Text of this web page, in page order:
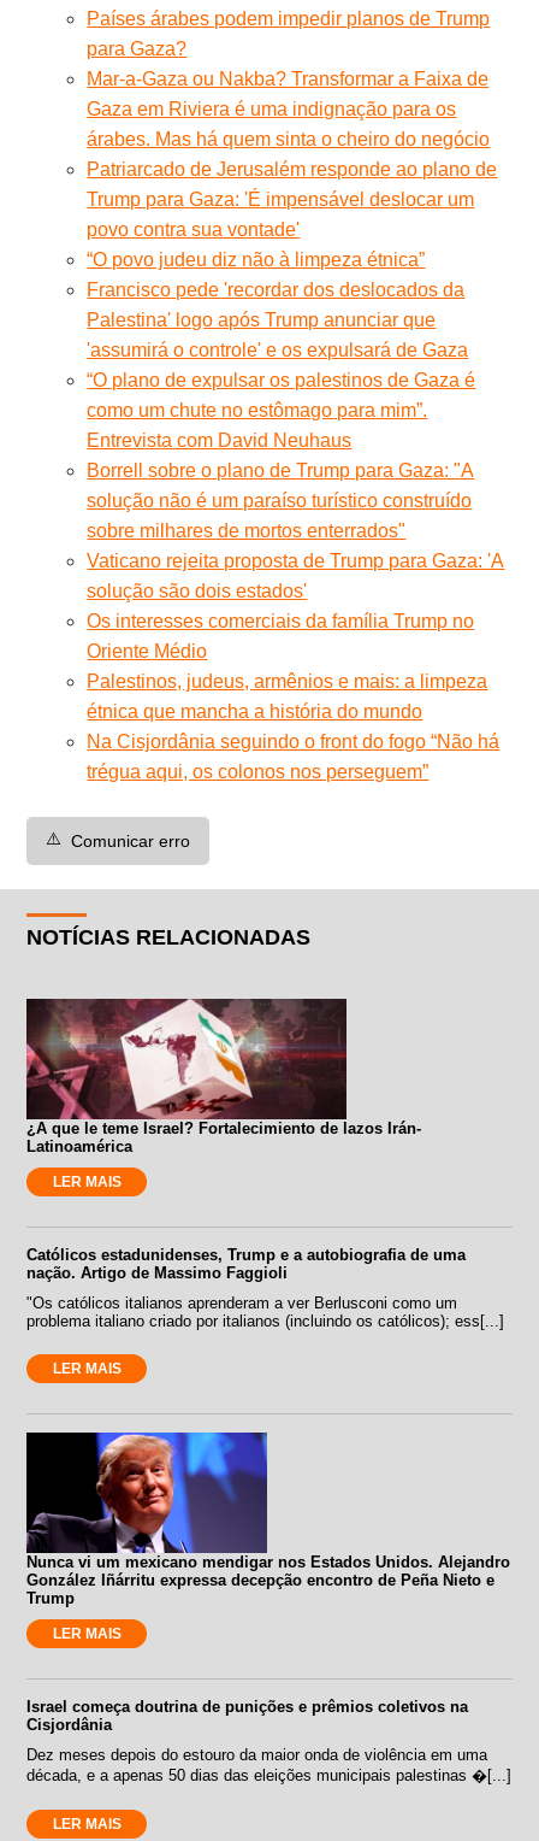
Países árabes podem impedir planos de Trump
para Gaza?
Mar-a-Gaza ou Nakba? Transformar a Faixa de
Gaza em Riviera é uma indignação para os
árabes. Mas há quem sinta o cheiro do negócio
Patriarcado de Jerusalém responde ao plano de
Trump para Gaza: 'É impensável deslocar um
povo contra sua vontade'
“O povo judeu diz não à limpeza étnica”
Francisco pede 'recordar dos deslocados da
Palestina' logo após Trump anunciar que
'assumirá o controle' e os expulsará de Gaza
“O plano de expulsar os palestinos de Gaza é
como um chute no estômago para mim”.
Entrevista com David Neuhaus
Borrell sobre o plano de Trump para Gaza: "A
solução não é um paraíso turístico construído
sobre milhares de mortos enterrados"
Vaticano rejeita proposta de Trump para Gaza: 'A
solução são dois estados'
Os interesses comerciais da família Trump no
Oriente Médio
Palestinos, judeus, armênios e mais: a limpeza
étnica que mancha a história do mundo
Na Cisjordânia seguindo o front do fogo “Não há
trégua aqui, os colonos nos perseguem”
⚠️ Comunicar erro
NOTÍCIAS RELACIONADAS
¿A que le teme Israel? Fortalecimiento de lazos Irán-
Latinoamérica
LER MAIS
Católicos estadunidenses, Trump e a autobiografia de uma
nação. Artigo de Massimo Faggioli
"Os católicos italianos aprenderam a ver Berlusconi como um
problema italiano criado por italianos (incluindo os católicos); ess[...]
LER MAIS
Nunca vi um mexicano mendigar nos Estados Unidos. Alejandro
González Iñárritu expressa decepção encontro de Peña Nieto e
Trump
LER MAIS
Israel começa doutrina de punições e prêmios coletivos na
Cisjordânia
Dez meses depois do estouro da maior onda de violência em uma
década, e a apenas 50 dias das eleições municipais palestinas �[...]
LER MAIS